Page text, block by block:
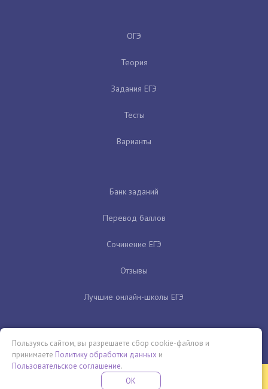
ОГЭ
Теория
Задания ЕГЭ
Тесты
Варианты
Банк заданий
Перевод баллов
Сочинение ЕГЭ
Отзывы
Лучшие онлайн-школы ЕГЭ
Бесплатная летняя школа
Пользуясь сайтом, вы разрешаете сбор cookie-файлов и
принимаете Политику обработки данных и
Пользовательское соглашение.
OK